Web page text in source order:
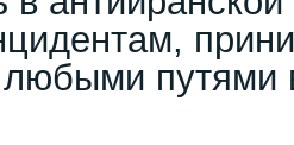
путями